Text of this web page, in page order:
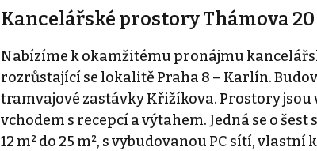
Kancelářské prostory Thámova 20
Nabízíme k okamžitému pronájmu
rozrůstající se lokalitě Praha 8 – Karlín.
tramvajové zastávky Křižíkova. Prostory jsou
vchodem s recepcí a výtahem. Jedná se o
12 m² do 25 m², s vybudovanou PC sítí,